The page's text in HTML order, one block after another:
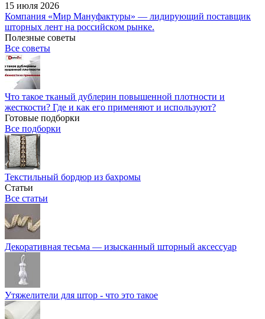
15 июля 2026
Компания «Мир Мануфактуры» — лидирующий поставщик
шторных лент на российском рынке.
Полезные советы
Все советы
Что такое тканый дублерин повышенной плотности и
жесткости? Где и как его применяют и используют?
Готовые подборки
Все подборки
Текстильный бордюр из бахромы
Статьи
Все статьи
Декоративная тесьма — изысканный шторный аксессуар
Утяжелители для штор - что это такое